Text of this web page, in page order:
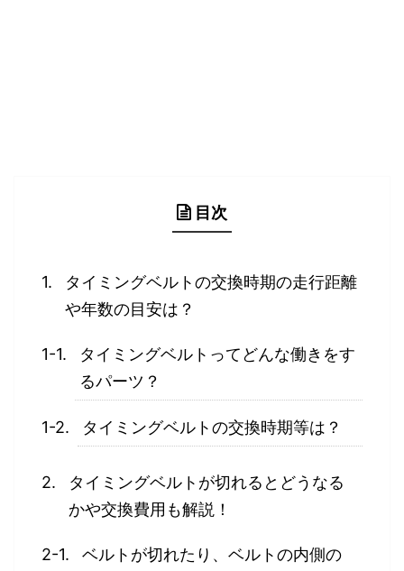
目次
タイミングベルトの交換時期の走行距離
や年数の目安は？
タイミングベルトってどんな働きをす
るパーツ？
タイミングベルトの交換時期等は？
タイミングベルトが切れるとどうなる
かや交換費用も解説！
ベルトが切れたり、ベルトの内側の